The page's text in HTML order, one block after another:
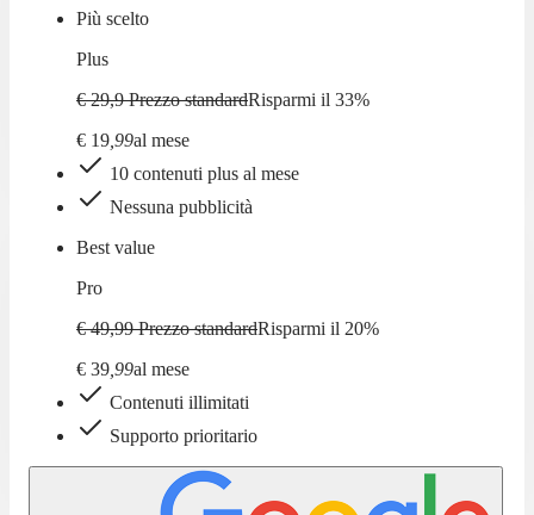
Più scelto
Plus
€ 29,9 Prezzo standardRisparmi il 33%
€ 19 99al mese
10 contenuti plus al mese
Nessuna pubblicità
Best value
Pro
€ 49,99 Prezzo standardRisparmi il 20%
€ 39 99al mese
Contenuti illimitati
Supporto prioritario